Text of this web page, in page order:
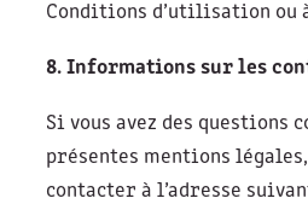
Conditions d’utilisation ou
8. Informations sur les
Si vous avez des questions
présentes mentions
contacter à l’adresse